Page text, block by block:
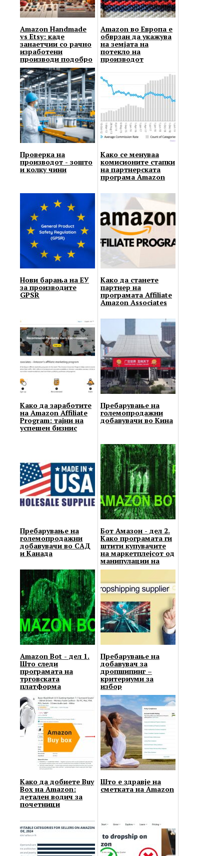
Amazon Handmade
vs Etsy: каде
занаетчии со рачно
изработени
производи подобро
да продаваат?
Amazon во Европа е
обврзан да укажува
на земјата на
потекло на
производот
Проверка на
производот - зошто
и колку чини
Како се менуваа
комисионите стапки
на партнерската
програма Amazon
Нови барања на ЕУ
за производите
GPSR
Како да станете
партнер на
програмата Affiliate
Amazon Associates
Како да заработите
на Amazon Affiliate
Program: тајни на
успешен бизнис
Пребарување на
големопродажни
добавувачи во Кина
Пребарување на
големопродажни
добавувачи во САД
и Канада
Бот Амазон - дел 2.
Како програмата ги
штити купувачите
на маркетплејсот од
манипулации на
продавачи...
Amazon Bot - дел 1.
Што следи
програмата на
трговската
платформа
Пребарување на
добавувач за
дропшипинг –
критериуми за
избор
Како да добиете Buy
Box на Amazon:
детален водич за
почетници
Што е здравје на
сметката на Amazon